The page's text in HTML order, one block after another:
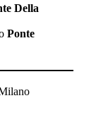
Della
Ponte